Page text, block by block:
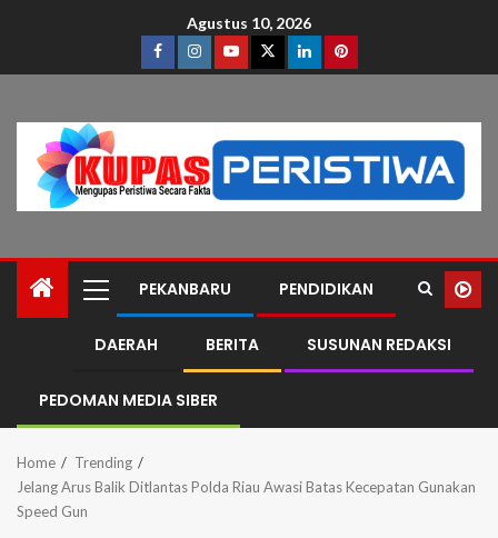
Agustus 10, 2026
PEKANBARU PENDIDIKAN
DAERAH BERITA SUSUNAN REDAKSI
PEDOMAN MEDIA SIBER
Home
Trending
Jelang Arus Balik Ditlantas Polda Riau Awasi Batas Kecepatan Gunakan
Speed Gun